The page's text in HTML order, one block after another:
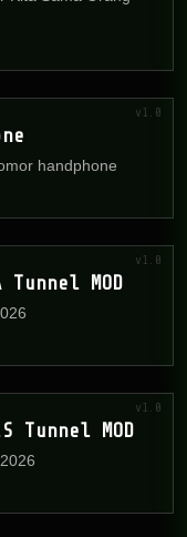
handphone
v1.0
MOD
v1.0
Tunnel MOD
v1.0